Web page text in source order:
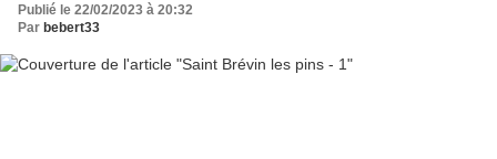
Publié le 22/02/2023 à 20:32
Par bebert33